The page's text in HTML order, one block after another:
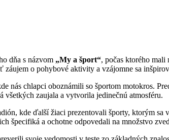
dňa s názvom „My a šport“, počas ktorého
o pohybové aktivity a vzájomne sa
nás chlapci oboznámili so športom motokros.
zaujala a vytvorila jedinečnú atmosféru.
kde ďalší žiaci prezentovali športy, ktorým
špecifiká a ochotne odpovedali na množstvo